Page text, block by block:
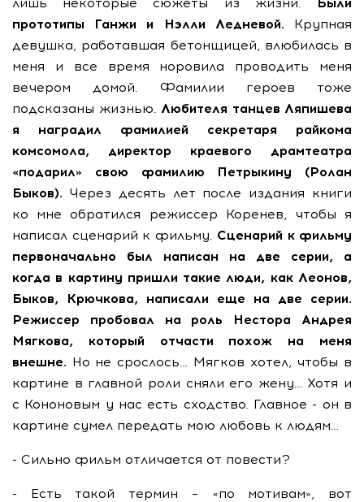
прототипы Ганжи и Нэлли Ледневой. Крупная
девушка, работавшая бетонщицей, влюбилась в
меня и все время норовила проводить меня
вечером домой. Фамилии героев тоже
подсказаны жизнью. Любителя танцев Ляпишева
я наградил фамилией секретаря райкома
комсомола, директор краевого драмтеатра
«подарил» свою фамилию Петрыкину (Ролан
Быков). Через десять лет после издания книги
ко мне обратился режиссер Коренев, чтобы я
написал сценарий к фильму. Сценарий к фильму
первоначально был написан на две серии, а
когда в картину пришли такие люди, как Леонов,
Быков, Крючкова, написали еще на две серии.
Режиссер пробовал на роль Нестора Андрея
Мягкова, который отчасти похож на меня
внешне. Но не срослось… Мягков хотел, чтобы в
картине в главной роли сняли его жену… Хотя и
с Кононовым у нас есть сходство. Главное - он в
картине сумел передать мою любовь к людям…
- Сильно фильм отличается от повести?
- Есть такой термин – «по мотивам», вот